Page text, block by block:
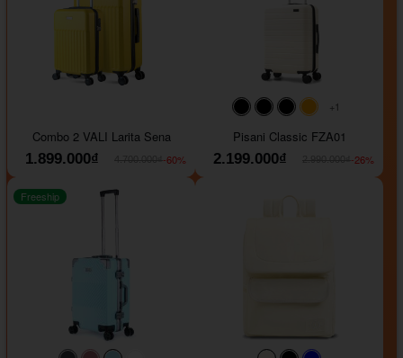
Combo 2 VALI Larita Sena
1.899.000₫
-60%
#000000#000000
#000000
#ffa500
+1
Pisani Classic FZA01
2.199.000₫
-26%
Freeship